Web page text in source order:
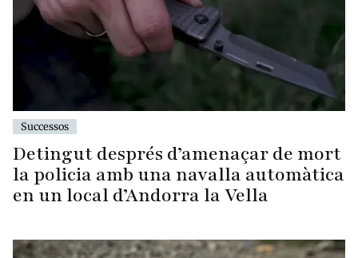
Successos
Detingut després d’amenaçar de mort
la policia amb una navalla automàtica
en un local d’Andorra la Vella